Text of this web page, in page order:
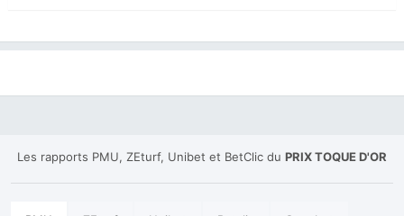
Les rapports PMU, ZEturf, Unibet et BetClic du PRIX TOQUE D'OR